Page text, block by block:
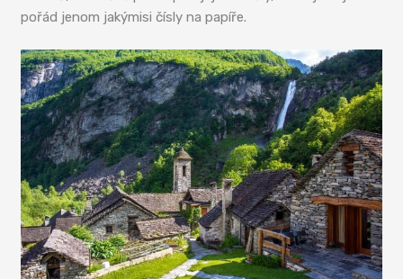
pořád jenom jakýmisi čísly na papíře.